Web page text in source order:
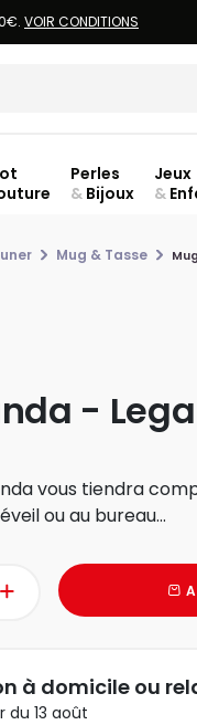
VOIR CONDITIONS
Perles
& Bijoux
Jeux
&
Mug & Tasse
-
vous tiendra
ou au bureau...
à domicile ou
du 13 août